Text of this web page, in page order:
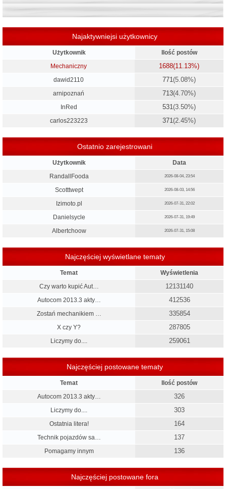
Najaktywniejsi użytkownicy
Użytkownik
Ilość postów
Mechaniczny
1688(11.13%)
dawid2110 771(5.08%)
arnipoznań 713(4.70%)
InRed 531(3.50%)
carlos223223 371(2.45%)
Ostatnio zarejestrowani
Użytkownik
Data
RandallFooda
2026-08-04, 23:54
Scotttwept 2026-08-03, 14:56
Izimoto.pl 2026-07-31, 22:02
Danielsycle 2026-07-31, 19:49
Albertchoow 2026-07-31, 15:08
Najczęściej wyświetlane tematy
Temat
Wyświetlenia
Czy warto kupić Aut…
12131140
Autocom 2013.3 akty… 412536
Zostań mechanikiem … 335854
X czy Y? 287805
Liczymy do.... 259061
Najczęściej postowane tematy
Temat
Ilość postów
Autocom 2013.3 akty…
326
Liczymy do.... 303
Ostatnia litera! 164
Technik pojazdów sa… 137
Pomagamy innym 136
Najczęściej postowane fora